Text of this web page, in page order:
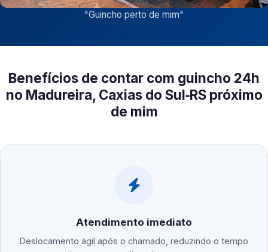
"Guincho perto de mim"
Benefícios de contar com guincho 24h
no Madureira, Caxias do Sul‑RS próximo
de mim
Atendimento imediato
Deslocamento ágil após o chamado, reduzindo o tempo